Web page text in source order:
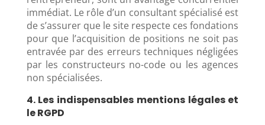
immédiat. Le rôle d’un consultant spécialisé est
de s’assurer que le site respecte ces fondations
pour que l’acquisition de positions ne soit pas
entravée par des erreurs techniques négligées
par les constructeurs no-code ou les agences
non spécialisées.
4. Les indispensables mentions légales et
le RGPD